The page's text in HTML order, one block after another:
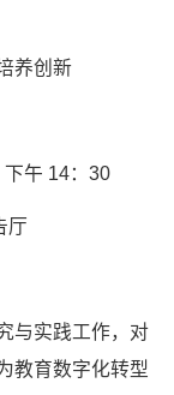
养创新
午 14：30
厅
与实践工作，对
教育数字化转型